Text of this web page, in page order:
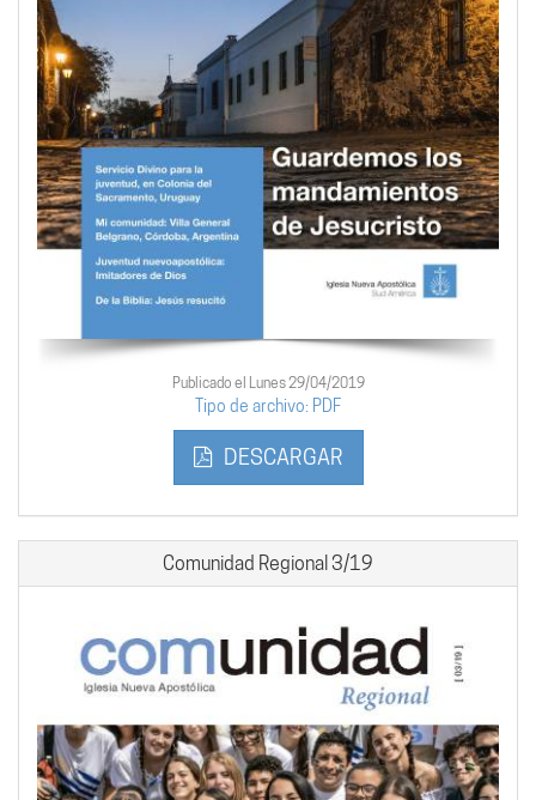
Publicado el Lunes 29/04/2019
Tipo de archivo: PDF
DESCARGAR
Comunidad Regional 3/19